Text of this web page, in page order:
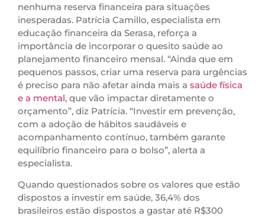
nenhuma reserva financeira para situações
inesperadas. Patrícia Camillo, especialista em
educação financeira da Serasa, reforça a
importância de incorporar o quesito saúde ao
planejamento financeiro mensal. “Ainda que em
pequenos passos, criar uma reserva para urgências
é preciso para não afetar ainda mais a saúde física
e a mental, que vão impactar diretamente o
orçamento”, diz Patrícia. “Investir em prevenção,
com a adoção de hábitos saudáveis e
acompanhamento contínuo, também garante
equilíbrio financeiro para o bolso”, alerta a
especialista.
Quando questionados sobre os valores que estão
dispostos a investir em saúde, 36,4% dos
brasileiros estão dispostos a gastar até R$300